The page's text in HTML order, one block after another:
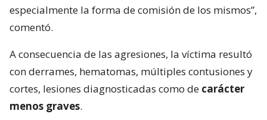
especialmente la forma de comisión de los mismos”,
comentó.
A consecuencia de las agresiones, la víctima resultó
con derrames, hematomas, múltiples contusiones y
cortes, lesiones diagnosticadas como de carácter
menos graves.